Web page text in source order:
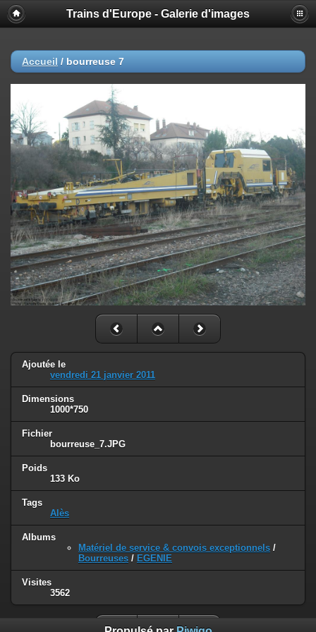
Trains d'Europe - Galerie d'images
Accueil / bourreuse 7
Ajoutée le
vendredi 21 janvier 2011
Dimensions
1000*750
Fichier
bourreuse_7.JPG
Poids
133 Ko
Tags
Alès
Albums
Matériel de service & convois exceptionnels /
Bourreuses / EGENIE
Visites
3562